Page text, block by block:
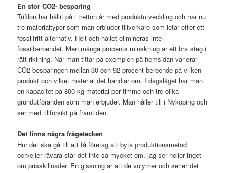
En stor CO2- besparing
Trifilon har hållit på i tretton år med produktutveckling och har nu
tre materialtyper som man erbjuder tillverkare som letar efter ett
fossilfritt alternativ. Helt och hållet elimineras inte
fossilberoendet. Men många procents minskning är ett bra steg i
rätt riktning. När man tittar på exemplen på hemsidan varierar
CO2-besparingen mellan 30 och 92 procent beroende på vilken
produkt och vilket material det handlar om. I dagsläget har man
en kapacitet på 800 kg material per timme och tre olika
grundutföranden som man erbjuder. Man håller till i Nyköping och
ser med tillförsikt på framtiden.
Det finns några frågetecken
Hur det ska gå till att få företag att byta produktionsmetod
och/eller råvara står det inte så mycket om, jag ser heller inget
om prisskillnader. En gissning är att de volymer och serier det